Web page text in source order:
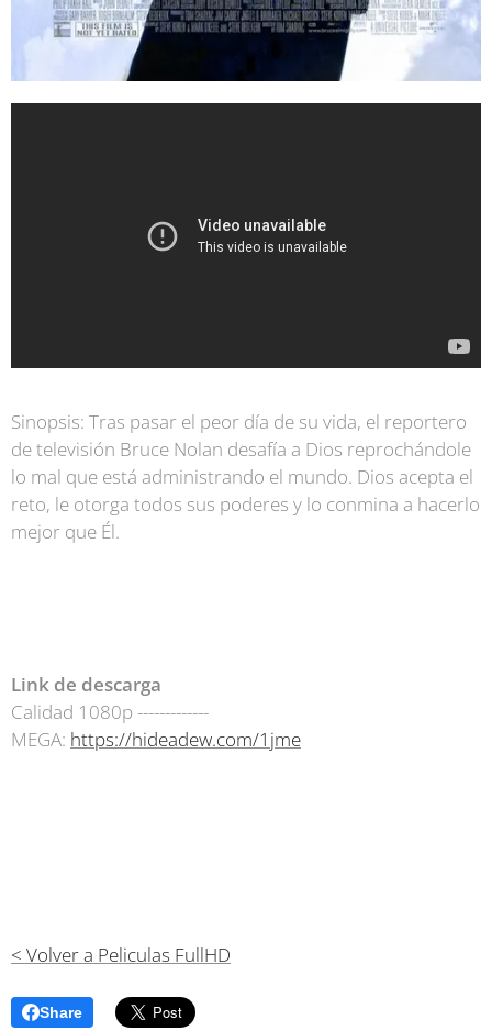
Sinopsis: Tras pasar el peor día de su vida, el reportero
de televisión Bruce Nolan desafía a Dios reprochándole
lo mal que está administrando el mundo. Dios acepta el
reto, le otorga todos sus poderes y lo conmina a hacerlo
mejor que Él.
Link de descarga
Calidad 1080p -------------
MEGA: https://hideadew.com/1jme
< Volver a Peliculas FullHD
Share